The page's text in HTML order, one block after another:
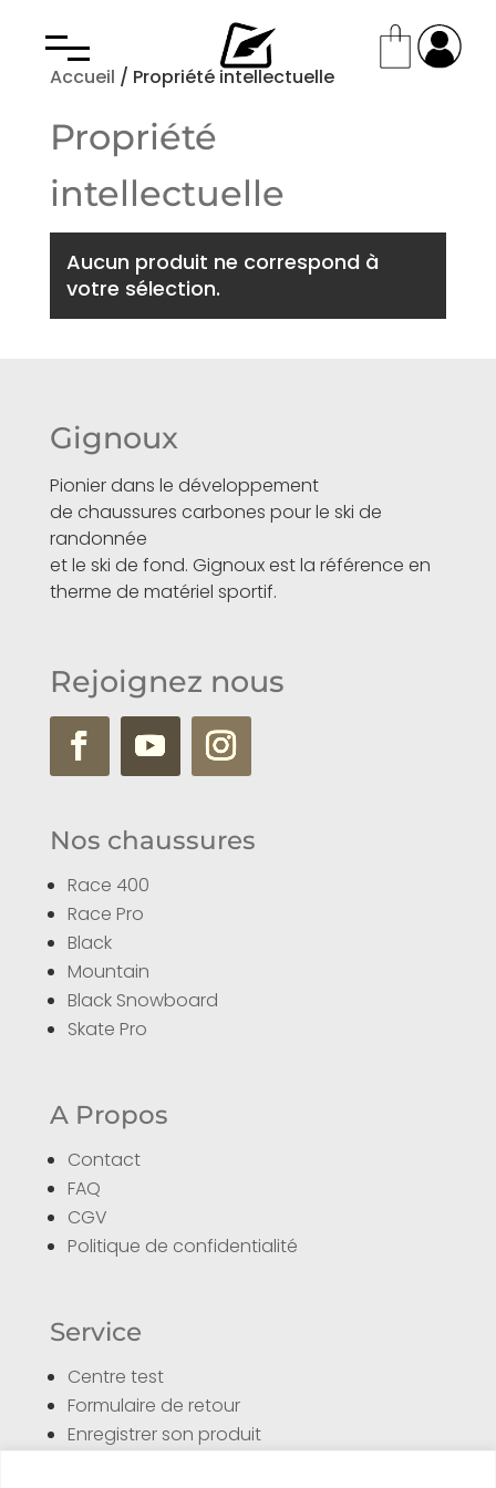
Accueil / Propriété intellectuelle
Propriété
intellectuelle
Aucun produit ne correspond à
votre sélection.
Gignoux
Pionier dans le développement
de chaussures carbones pour le ski de
randonnée
et le ski de fond. Gignoux est la référence en
therme de matériel sportif.
Rejoignez nous
Nos chaussures
Race 400
Race Pro
Black
Mountain
Black Snowboard
Skate Pro
A Propos
Contact
FAQ
CGV
Politique de confidentialité
Service
Centre test
Formulaire de retour
Enregistrer son produit